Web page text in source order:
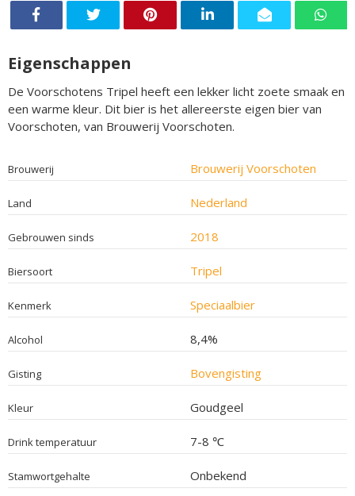
Eigenschappen
De Voorschotens Tripel heeft een lekker licht zoete smaak en
een warme kleur. Dit bier is het allereerste eigen bier van
Voorschoten, van Brouwerij Voorschoten.
Brouwerij Brouwerij Voorschoten
Land Nederland
Gebrouwen sinds 2018
Biersoort Tripel
Kenmerk Speciaalbier
Alcohol 8,4%
Gisting Bovengisting
Kleur Goudgeel
Drink temperatuur 7-8 ℃
Stamwortgehalte Onbekend